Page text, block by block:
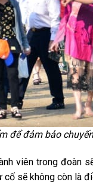
để đảm bảo
viên trong đoàn
sẽ không còn là